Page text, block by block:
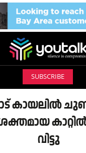
SUBSCRIBE
കായലിൽ
വിട്ടു